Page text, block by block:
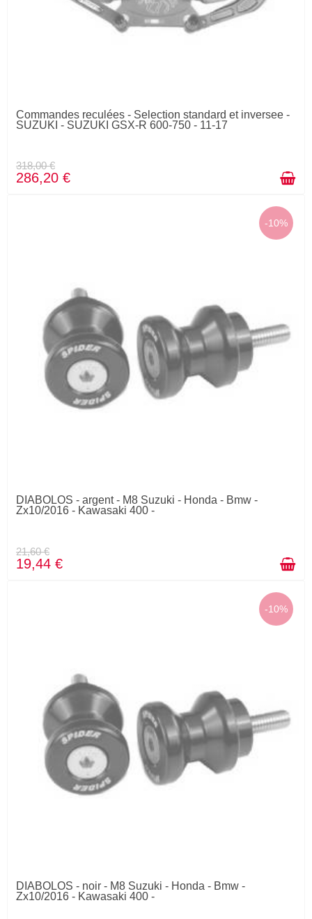
Commandes reculées - Selection standard et inversee -
SUZUKI - SUZUKI GSX-R 600-750 - 11-17
318,00 €
286,20 €
-10%
DIABOLOS - argent - M8 Suzuki - Honda - Bmw -
Zx10/2016 - Kawasaki 400 -
21,60 €
19,44 €
-10%
DIABOLOS - noir - M8 Suzuki - Honda - Bmw -
Zx10/2016 - Kawasaki 400 -